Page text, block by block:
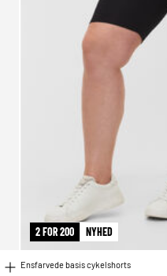
2 FOR 200 NYHED
Ensfarvede basis cykelshorts